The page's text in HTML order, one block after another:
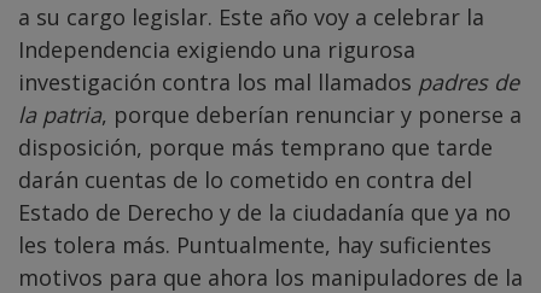
a su cargo legislar. Este año voy a celebrar la
Independencia exigiendo una rigurosa
investigación contra los mal llamados padres de
la patria, porque deberían renunciar y ponerse a
disposición, porque más temprano que tarde
darán cuentas de lo cometido en contra del
Estado de Derecho y de la ciudadanía que ya no
les tolera más. Puntualmente, hay suficientes
motivos para que ahora los manipuladores de la